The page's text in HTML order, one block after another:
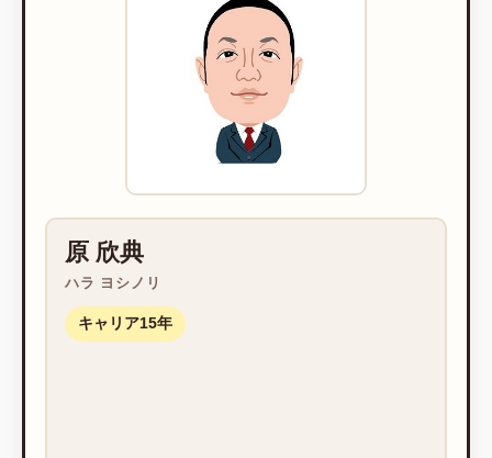
原 欣典
ハラ ヨシノリ
キャリア15年